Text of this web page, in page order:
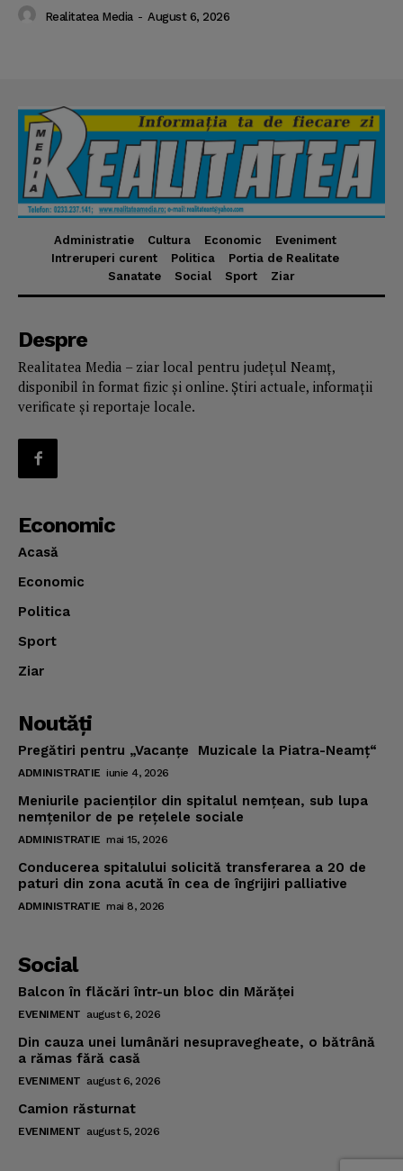
Realitatea Media - August 6, 2026
Administratie Cultura Economic
Eveniment
Intreruperi curent
Politica
Portia de Realitate
Sanatate
Social Sport Ziar
Despre
Realitatea Media – ziar local pentru județul Neamț,
disponibil în format fizic și online. Știri actuale, informații
verificate și reportaje locale.
Economic
Acasă
Economic
Politica
Sport
Ziar
Noutăţi
Pregătiri pentru „Vacanţe Muzicale la Piatra-Neamţ“
ADMINISTRATIE iunie 4, 2026
Meniurile pacienţilor din spitalul nemţean, sub lupa
nemţenilor de pe reţelele sociale
ADMINISTRATIE mai 15, 2026
Conducerea spitalului solicită transferarea a 20 de
paturi din zona acută în cea de îngrijiri palliative
ADMINISTRATIE mai 8, 2026
Social
Balcon în flăcări într-un bloc din Mărăţei
EVENIMENT august 6, 2026
Din cauza unei lumânări nesupravegheate, o bătrână
a rămas fără casă
EVENIMENT august 6, 2026
Camion răsturnat
EVENIMENT august 5, 2026